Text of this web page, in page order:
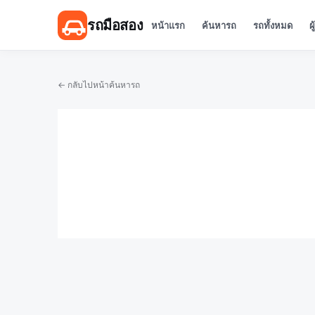
รถมือสอง หน้าแรก ค้นหารถ รถทั้งหมด
← กลับไปหน้าค้นหารถ